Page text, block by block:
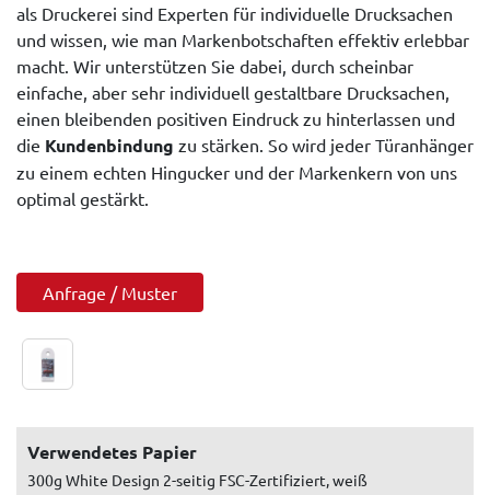
als Druckerei sind Experten für individuelle Drucksachen
und wissen, wie man Markenbotschaften effektiv erlebbar
macht. Wir unterstützen Sie dabei, durch scheinbar
einfache, aber sehr individuell gestaltbare Drucksachen,
einen bleibenden positiven Eindruck zu hinterlassen und
die Kundenbindung zu stärken. So wird jeder Türanhänger
zu einem echten Hingucker und der Markenkern von uns
optimal gestärkt.
Anfrage / Muster
Verwendetes Papier
300g White Design 2-seitig FSC-Zertifiziert, weiß